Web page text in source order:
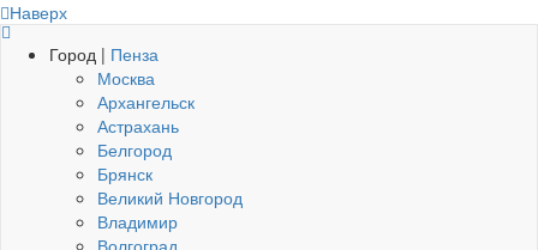
Наверх
Город | Пенза
Москва
Архангельск
Астрахань
Белгород
Брянск
Великий Новгород
Владимир
Волгоград